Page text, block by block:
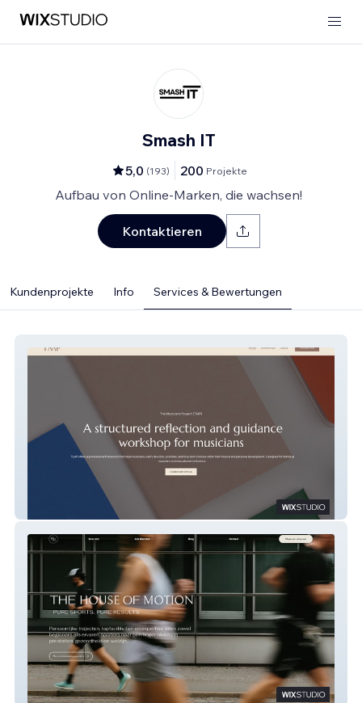
Smash IT
5,0 (193) 200 Projekte
Aufbau von Online-Marken, die wachsen!
Kontaktieren
Kundenprojekte Info Services & Bewertungen
The Musicians Project
The House Of Motion